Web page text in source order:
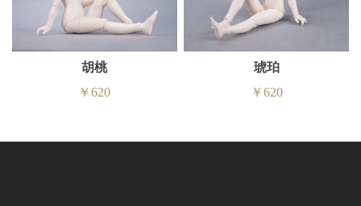
胡桃
￥620
琥珀
￥620